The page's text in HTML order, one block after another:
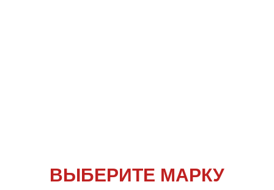
ВЫБЕРИТЕ МАРКУ